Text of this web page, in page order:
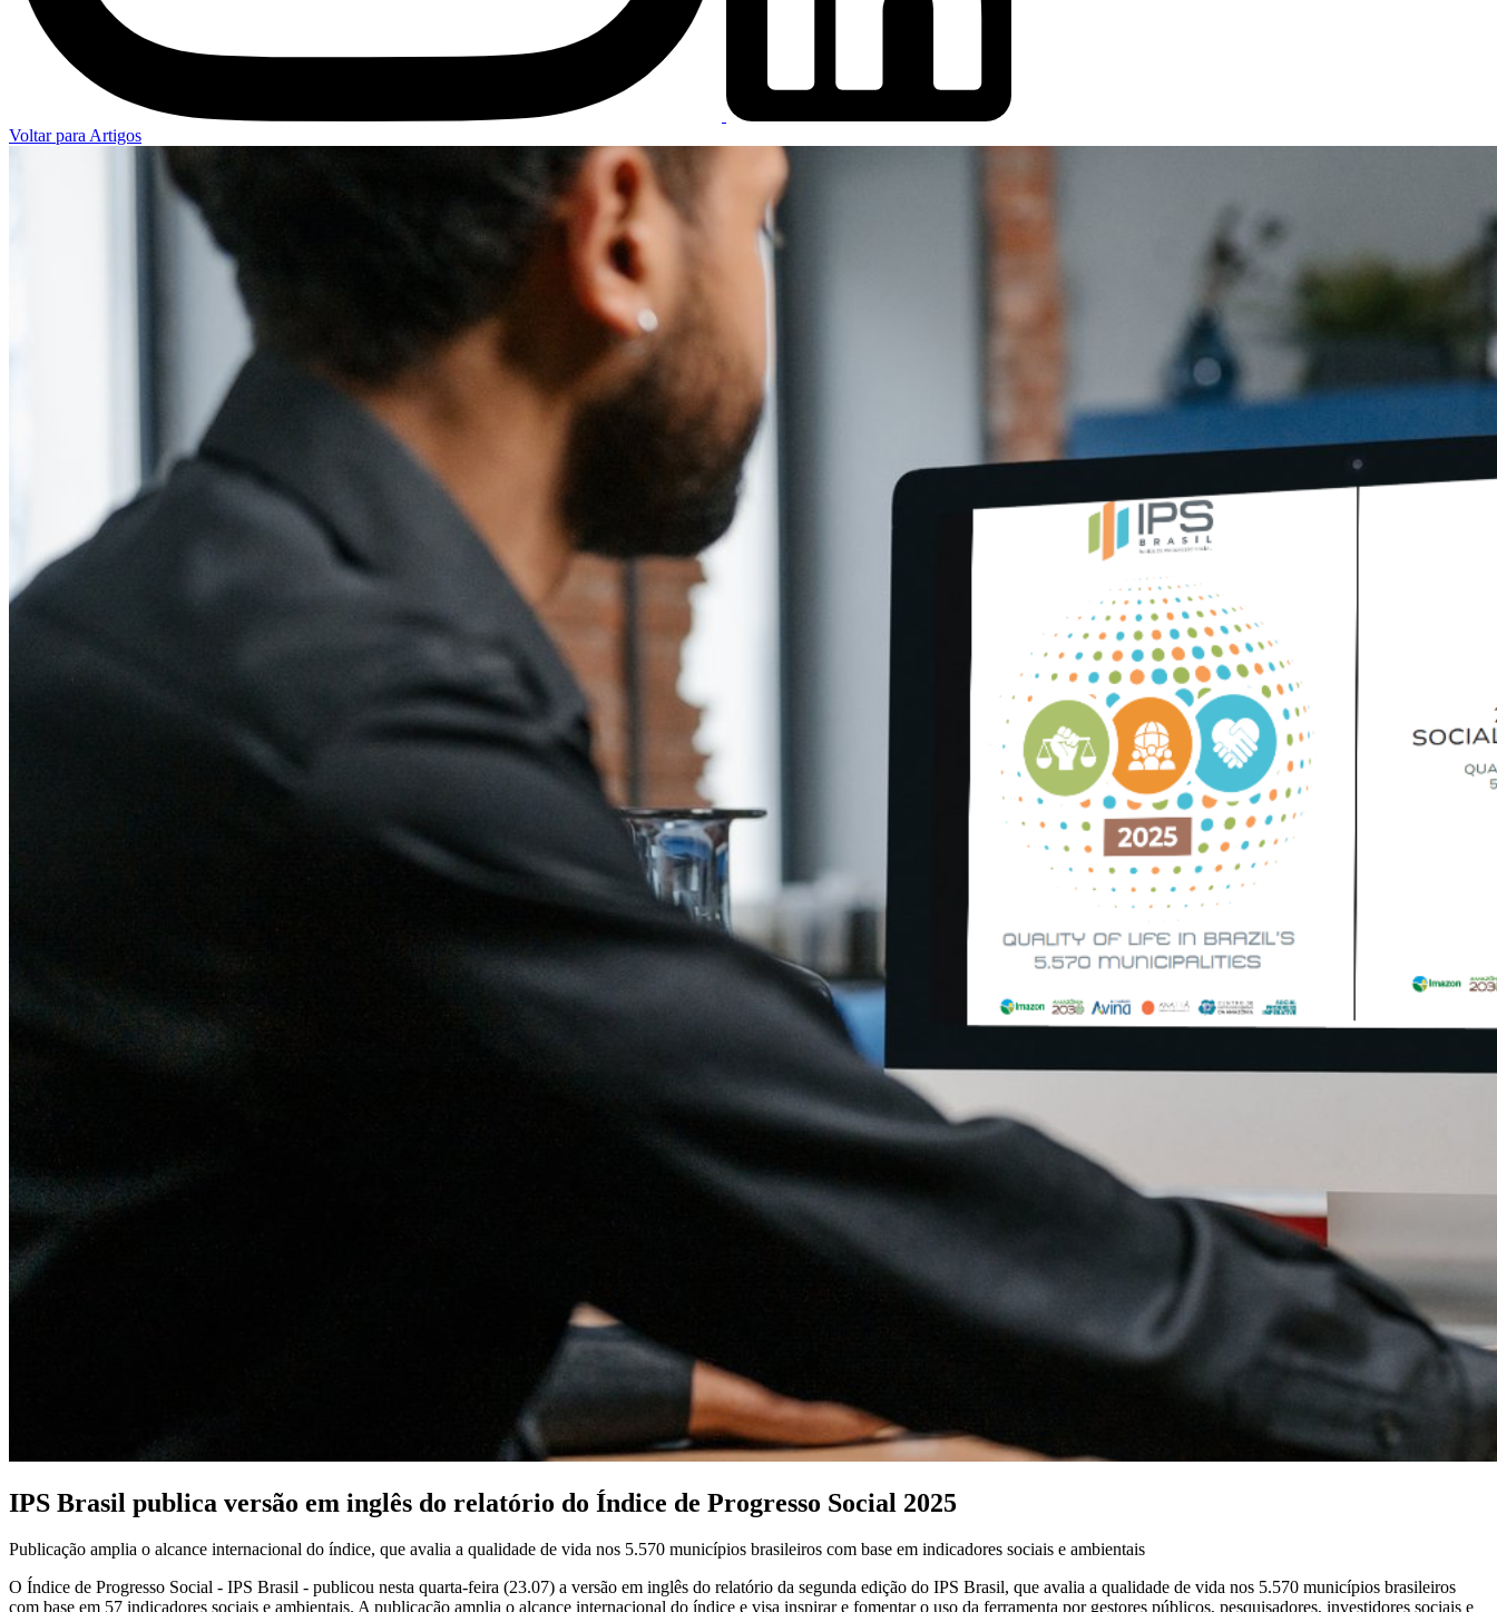
Voltar para Artigos
IPS Brasil publica versão em inglês do relatório do Índice de Progresso Social 2025
Publicação amplia o alcance internacional do índice, que avalia a qualidade de vida nos 5.570 municípios brasileiros com base em indicadores sociais e ambientais
O Índice de Progresso Social - IPS Brasil - publicou nesta quarta-feira (23.07) a versão em inglês do relatório da segunda edição do IPS Brasil, que avalia a qualidade de vida nos 5.570 municípios brasileiros
com base em 57 indicadores sociais e ambientais. A publicação amplia o alcance internacional do índice e visa inspirar e fomentar o uso da ferramenta por gestores públicos, pesquisadores, investidores sociais e